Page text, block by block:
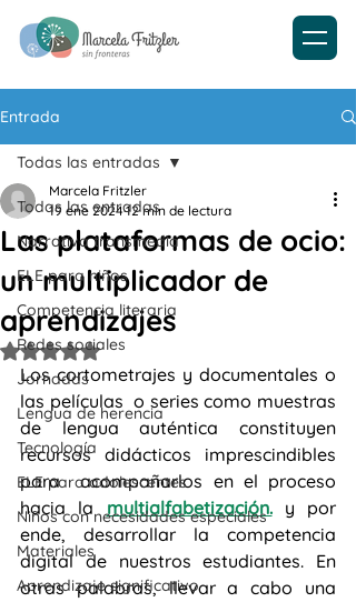
Entrada
Todas las entradas
Narrativa transmedia
ELE para niños
Competencia literaria
Redes sociales
Jornadas
Lengua de herencia
Tecnología
ELE para adolescentes
Niños con necesidades especiales
Materiales
Aprendizaje significativo
Todas las entradas
Las plataformas de ocio:
un multiplicador de
aprendizajes
Marcela Fritzler
19 ene 202412 min de lectura
Obtuvo NaN de 5 estrellas.
Los cortometrajes y documentales o
las películas  o series como muestras
de lengua auténtica constituyen
recursos didácticos imprescindibles
para  acompañarlos en el proceso
hacia la multialfabetización. y por
ende, desarrollar la competencia
digital de nuestros estudiantes. En
otras palabras, llevar a cabo una